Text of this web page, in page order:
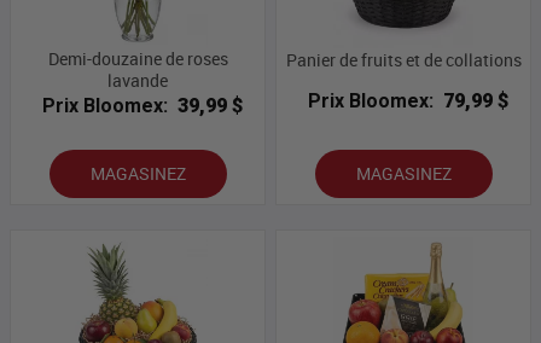
Demi-douzaine de roses
lavande
Prix Bloomex: 39,99 $
MAGASINEZ
Panier de fruits et de collations
Prix Bloomex: 79,99 $
MAGASINEZ